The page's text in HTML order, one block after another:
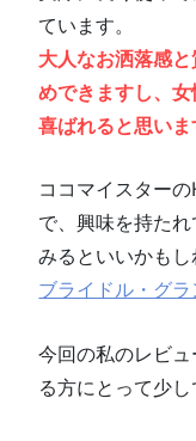
ています。
大人なお洒落感
めできますし、
喜ばれると思いま
ココマイスター
で、興味を持た
みるといいかもし
ブライドル・グ
今回の私のレビ
る方にとって少し